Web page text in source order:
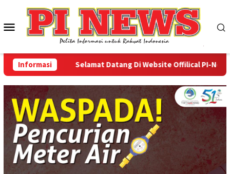
konten
Menu
Mobile
Informasi Selamat Datang Di Website Offilical PI-News